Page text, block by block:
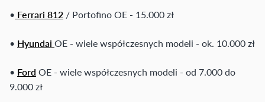
• Ferrari 812 / Portofino OE - 15.000 zł
• Hyundai OE - wiele współczesnych modeli - ok. 10.000 zł
• Ford OE - wiele współczesnych modeli - od 7.000 do
9.000 zł